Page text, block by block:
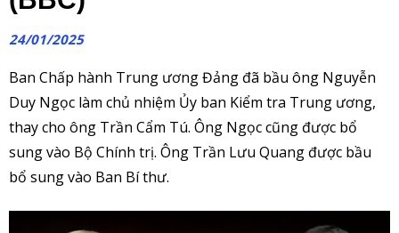
24/01/2025
Ban Chấp hành Trung ương Đảng đã bầu ông Nguyễn
Duy Ngọc làm chủ nhiệm Ủy ban Kiểm tra Trung ương,
thay cho ông Trần Cẩm Tú. Ông Ngọc cũng được bổ
sung vào Bộ Chính trị. Ông Trần Lưu Quang được bầu
bổ sung vào Ban Bí thư.